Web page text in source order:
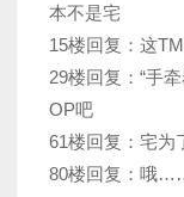
本不是宅
15楼回复：这
29楼回复：“手
OP吧
61楼回复：宅为
80楼回复：哦